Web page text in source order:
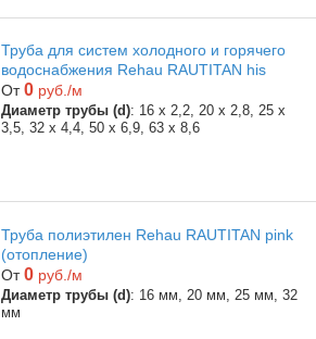
Труба для систем холодного и горячего
водоснабжения Rehau RAUTITAN his
От0 руб./м
Диаметр трубы (d): 16 х 2,2, 20 x 2,8, 25 x
3,5, 32 x 4,4, 50 x 6,9, 63 x 8,6
Труба полиэтилен Rehau RAUTITAN pink
(отопление)
От0 руб./м
Диаметр трубы (d): 16 мм, 20 мм, 25 мм, 32
мм